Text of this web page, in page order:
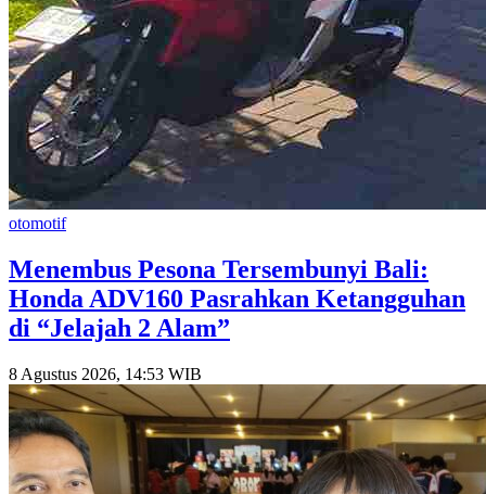
otomotif
Menembus Pesona Tersembunyi Bali:
Honda ADV160 Pasrahkan Ketangguhan
di “Jelajah 2 Alam”
8 Agustus 2026, 14:53 WIB